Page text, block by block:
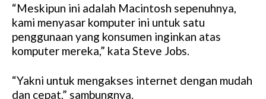
“Meskipun ini adalah Macintosh sepenuhnya,
kami menyasar komputer ini untuk satu
penggunaan yang konsumen inginkan atas
komputer mereka,” kata Steve Jobs.
“Yakni untuk mengakses internet dengan mudah
dan cepat,” sambungnya.